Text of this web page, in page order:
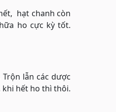
hạt chanh còn
ho cực kỳ tốt.
lẫn các dược
khi hết ho thì thôi.